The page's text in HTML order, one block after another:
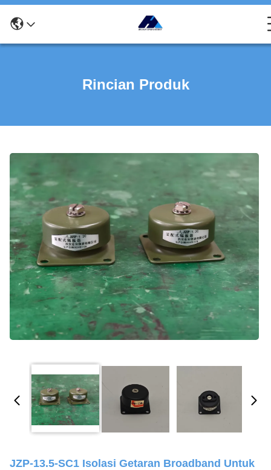
Rincian Produk
JZP-13.5-SC1 Isolasi Getaran Broadband Untuk